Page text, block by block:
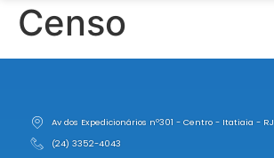
Censo
Av dos Expedicionários nº301 - Centro - Itatiaia - RJ
(24) 3352-4043